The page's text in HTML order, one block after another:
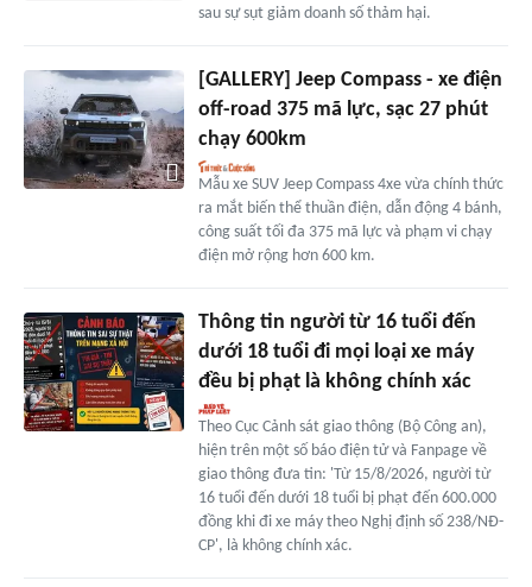
sau sự sụt giảm doanh số thảm hại.
[GALLERY] Jeep Compass - xe điện
off-road 375 mã lực, sạc 27 phút
chạy 600km
Mẫu xe SUV Jeep Compass 4xe vừa chính thức
ra mắt biến thể thuần điện, dẫn động 4 bánh,
công suất tối đa 375 mã lực và phạm vi chạy
điện mở rộng hơn 600 km.
Thông tin người từ 16 tuổi đến
dưới 18 tuổi đi mọi loại xe máy
đều bị phạt là không chính xác
Theo Cục Cảnh sát giao thông (Bộ Công an),
hiện trên một số báo điện tử và Fanpage về
giao thông đưa tin: 'Từ 15/8/2026, người từ
16 tuổi đến dưới 18 tuổi bị phạt đến 600.000
đồng khi đi xe máy theo Nghị định số 238/NĐ-
CP', là không chính xác.